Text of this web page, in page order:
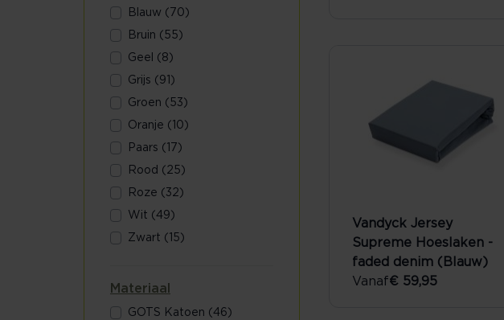
Blauw (70)
Bruin (55)
Geel (8)
Grijs (91)
Groen (53)
Oranje (10)
Paars (17)
Rood (25)
Roze (32)
Wit (49)
Zwart (15)
Materiaal
GOTS Katoen (46)
Vandyck Jersey
Supreme Hoeslaken -
faded denim (Blauw)
Vanaf€ 59,95